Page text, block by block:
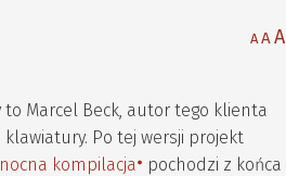
A AA
to Marcel Beck, autor tego klienta
klawiatury. Po tej wersji projekt
nocna kompilacja
pochodzi z końca